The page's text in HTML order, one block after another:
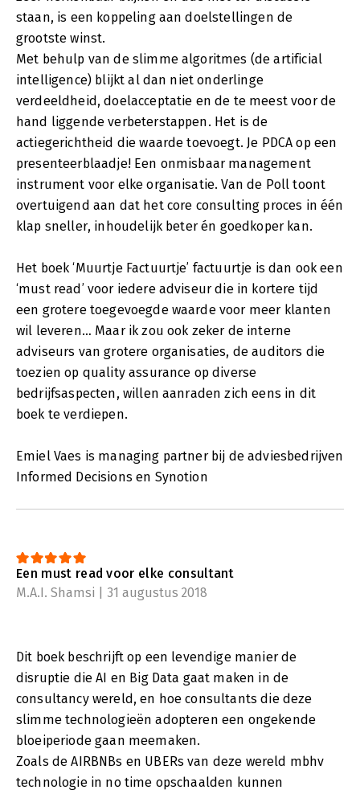
staan, is een koppeling aan doelstellingen de
grootste winst.
Met behulp van de slimme algoritmes (de artificial
intelligence) blijkt al dan niet onderlinge
verdeeldheid, doelacceptatie en de te meest voor de
hand liggende verbeterstappen. Het is de
actiegerichtheid die waarde toevoegt. Je PDCA op een
presenteerblaadje! Een onmisbaar management
instrument voor elke organisatie. Van de Poll toont
overtuigend aan dat het core consulting proces in één
klap sneller, inhoudelijk beter én goedkoper kan.
Het boek ‘Muurtje Factuurtje’ factuurtje is dan ook een
‘must read’ voor iedere adviseur die in kortere tijd
een grotere toegevoegde waarde voor meer klanten
wil leveren… Maar ik zou ook zeker de interne
adviseurs van grotere organisaties, de auditors die
toezien op quality assurance op diverse
bedrijfsaspecten, willen aanraden zich eens in dit
boek te verdiepen.
Emiel Vaes is managing partner bij de adviesbedrijven
Informed Decisions en Synotion
Een must read voor elke consultant
M.A.I. Shamsi | 31 augustus 2018
Dit boek beschrijft op een levendige manier de
disruptie die AI en Big Data gaat maken in de
consultancy wereld, en hoe consultants die deze
slimme technologieën adopteren een ongekende
bloeiperiode gaan meemaken.
Zoals de AIRBNBs en UBERs van deze wereld mbhv
technologie in no time opschaalden kunnen